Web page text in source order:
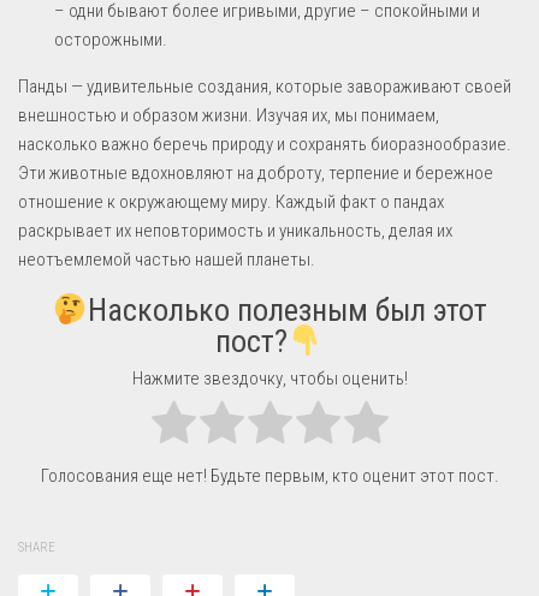
– одни бывают более игривыми, другие – спокойными и
осторожными.
Панды — удивительные создания, которые завораживают своей
внешностью и образом жизни. Изучая их, мы понимаем,
насколько важно беречь природу и сохранять биоразнообразие.
Эти животные вдохновляют на доброту, терпение и бережное
отношение к окружающему миру. Каждый факт о пандах
раскрывает их неповторимость и уникальность, делая их
неотъемлемой частью нашей планеты.
Насколько полезным был этот
пост?
Нажмите звездочку, чтобы оценить!
Голосования еще нет! Будьте первым, кто оценит этот пост.
SHARE